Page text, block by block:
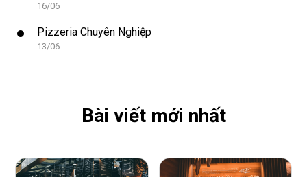
16/06
Pizzeria Chuyên Nghiệp
13/06
Bài viết mới nhất